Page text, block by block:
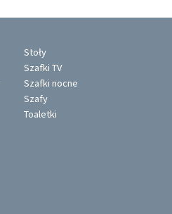
Stoły
Szafki TV
Szafki nocne
Szafy
Toaletki